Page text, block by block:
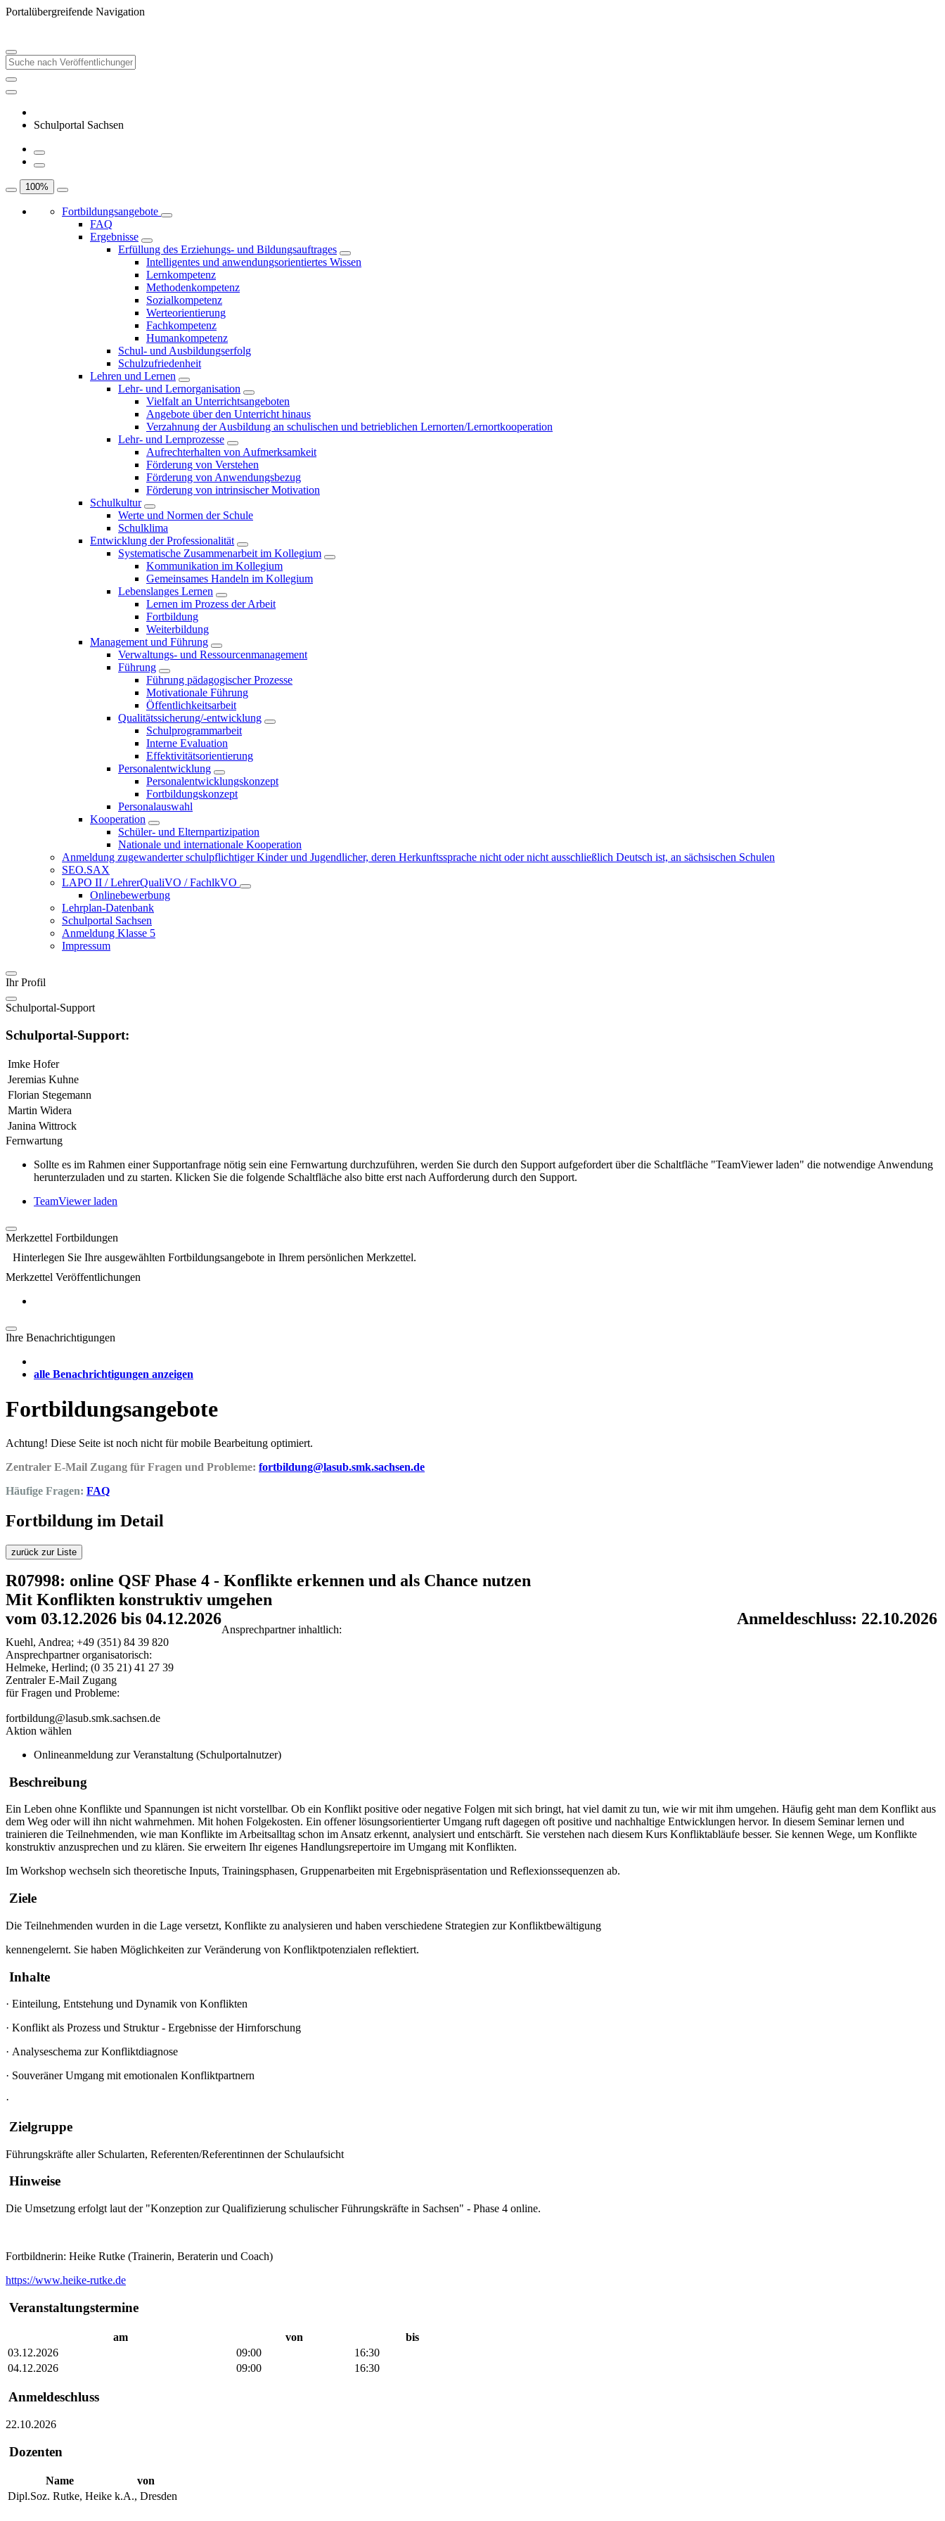
Portalübergreifende Navigation
Schulportal Sachsen
100%
Fortbildungsangebote
FAQ
Ergebnisse
Erfüllung des Erziehungs- und Bildungsauftrages
Intelligentes und anwendungsorientiertes Wissen
Lernkompetenz
Methodenkompetenz
Sozialkompetenz
Werteorientierung
Fachkompetenz
Humankompetenz
Schul- und Ausbildungserfolg
Schulzufriedenheit
Lehren und Lernen
Lehr- und Lernorganisation
Vielfalt an Unterrichtsangeboten
Angebote über den Unterricht hinaus
Verzahnung der Ausbildung an schulischen und betrieblichen Lernorten/Lernortkooperation
Lehr- und Lernprozesse
Aufrechterhalten von Aufmerksamkeit
Förderung von Verstehen
Förderung von Anwendungsbezug
Förderung von intrinsischer Motivation
Schulkultur
Werte und Normen der Schule
Schulklima
Entwicklung der Professionalität
Systematische Zusammenarbeit im Kollegium
Kommunikation im Kollegium
Gemeinsames Handeln im Kollegium
Lebenslanges Lernen
Lernen im Prozess der Arbeit
Fortbildung
Weiterbildung
Management und Führung
Verwaltungs- und Ressourcenmanagement
Führung
Führung pädagogischer Prozesse
Motivationale Führung
Öffentlichkeitsarbeit
Qualitätssicherung/-entwicklung
Schulprogrammarbeit
Interne Evaluation
Effektivitätsorientierung
Personalentwicklung
Personalentwicklungskonzept
Fortbildungskonzept
Personalauswahl
Kooperation
Schüler- und Elternpartizipation
Nationale und internationale Kooperation
Anmeldung zugewanderter schulpflichtiger Kinder und Jugendlicher, deren Herkunftssprache nicht oder nicht ausschließlich Deutsch ist, an sächsischen Schulen
SEO.SAX
LAPO II / LehrerQualiVO / FachlkVO
Onlinebewerbung
Lehrplan-Datenbank
Schulportal Sachsen
Anmeldung Klasse 5
Impressum
Ihr Profil
Schulportal-Support
Schulportal-Support:
Imke Hofer
Jeremias Kuhne
Florian Stegemann
Martin Widera
Janina Wittrock
Fernwartung
Sollte es im Rahmen einer Supportanfrage nötig sein eine Fernwartung durchzuführen, werden Sie durch den Support aufgefordert über die Schaltfläche "TeamViewer laden" die notwendige Anwendung
herunterzuladen und zu starten. Klicken Sie die folgende Schaltfläche also bitte erst nach Aufforderung durch den Support.
TeamViewer laden
Merkzettel Fortbildungen
Hinterlegen Sie Ihre ausgewählten Fortbildungsangebote in Ihrem persönlichen Merkzettel.
Merkzettel Veröffentlichungen
Ihre Benachrichtigungen
alle Benachrichtigungen anzeigen
Fortbildungsangebote
Achtung! Diese Seite ist noch nicht für mobile Bearbeitung optimiert.
Zentraler E-Mail Zugang für Fragen und Probleme: fortbildung@lasub.smk.sachsen.de
Häufige Fragen: FAQ
Fortbildung im Detail
zurück zur Liste
R07998: online QSF Phase 4 - Konflikte erkennen und als Chance nutzen
Mit Konflikten konstruktiv umgehen
vom 03.12.2026 bis 04.12.2026
Anmeldeschluss: 22.10.2026
Ansprechpartner inhaltlich:
Kuehl, Andrea; +49 (351) 84 39 820
Ansprechpartner organisatorisch:
Helmeke, Herlind; (0 35 21) 41 27 39
Zentraler E-Mail Zugang
für Fragen und Probleme:
fortbildung@lasub.smk.sachsen.de
Aktion wählen
Onlineanmeldung zur Veranstaltung (Schulportalnutzer)
Beschreibung
Ein Leben ohne Konflikte und Spannungen ist nicht vorstellbar. Ob ein Konflikt positive oder negative Folgen mit sich bringt, hat viel damit zu tun, wie wir mit ihm umgehen. Häufig geht man dem Konflikt aus
dem Weg oder will ihn nicht wahrnehmen. Mit hohen Folgekosten. Ein offener lösungsorientierter Umgang ruft dagegen oft positive und nachhaltige Entwicklungen hervor. In diesem Seminar lernen und
trainieren die Teilnehmenden, wie man Konflikte im Arbeitsalltag schon im Ansatz erkennt, analysiert und entschärft. Sie verstehen nach diesem Kurs Konfliktabläufe besser. Sie kennen Wege, um Konflikte
konstruktiv anzusprechen und zu klären. Sie erweitern Ihr eigenes Handlungsrepertoire im Umgang mit Konflikten.
Im Workshop wechseln sich theoretische Inputs, Trainingsphasen, Gruppenarbeiten mit Ergebnispräsentation und Reflexionssequenzen ab.
Ziele
Die Teilnehmenden wurden in die Lage versetzt, Konflikte zu analysieren und haben verschiedene Strategien zur Konfliktbewältigung
kennengelernt. Sie haben Möglichkeiten zur Veränderung von Konfliktpotenzialen reflektiert.
Inhalte
· Einteilung, Entstehung und Dynamik von Konflikten
· Konflikt als Prozess und Struktur - Ergebnisse der Hirnforschung
· Analyseschema zur Konfliktdiagnose
· Souveräner Umgang mit emotionalen Konfliktpartnern
·
Zielgruppe
Führungskräfte aller Schularten, Referenten/Referentinnen der Schulaufsicht
Hinweise
Die Umsetzung erfolgt laut der "Konzeption zur Qualifizierung schulischer Führungskräfte in Sachsen" - Phase 4 online.
Fortbildnerin: Heike Rutke (Trainerin, Beraterin und Coach)
https://www.heike-rutke.de
Veranstaltungstermine
am von
bis
03.12.2026
09:00
16:30
04.12.2026
09:00 16:30
Anmeldeschluss
22.10.2026
Dozenten
Name
von
Dipl.Soz. Rutke, Heike k.A., Dresden